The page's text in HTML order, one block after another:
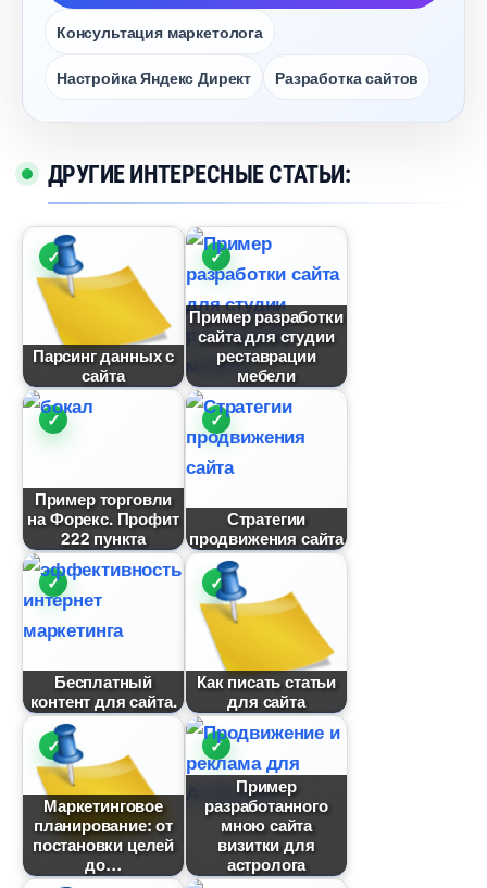
Консультация маркетолога
Настройка Яндекс Директ Разработка сайто
ДРУГИЕ ИНТЕРЕСНЫЕ СТАТЬИ:
Парсинг данных с
сайта
Пример разработки
сайта для студии
реставрации
мебели
Пример торговли
на Форекс. Профит
222 пункта
Стратегии
продвижения сайта
Бесплатный
контент для сайта.
Как писать статьи
для сайта
Маркетинговое
планирование: от
постановки целей
до
Пример
разработанного
мною сайта
изитки для
астролога